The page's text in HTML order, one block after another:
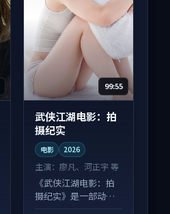
99:55
武侠江湖电影：拍
摄纪实
电影 2026
主演：廖凡、河正宇 等
《武侠江湖电影：拍
摄纪实》是一部动作